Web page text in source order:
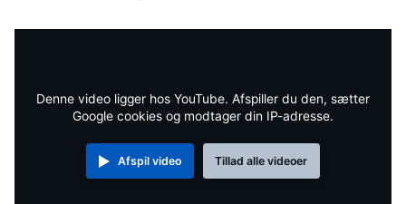
Denne video ligger hos YouTube. Afspiller du den, sætter
Google cookies og modtager din IP-adresse.
Afspil video Tillad alle videoer